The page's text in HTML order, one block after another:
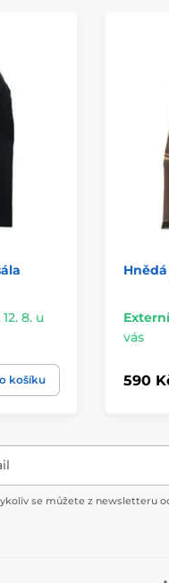
8. u
košíku
vás
590
se můžete z newsletteru